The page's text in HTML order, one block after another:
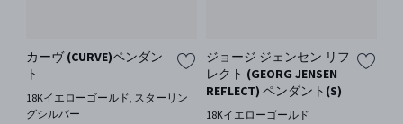
カーヴ (CURVE)ペンダン
ト
18Kイエローゴールド, スターリン
グシルバー
ジョージ ジェンセン リフ
レクト (GEORG JENSEN
REFLECT) ペンダント(S)
18Kイエローゴールド